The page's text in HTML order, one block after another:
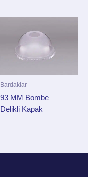
Bardaklar
93 MM Bombe
Delikli Kapak